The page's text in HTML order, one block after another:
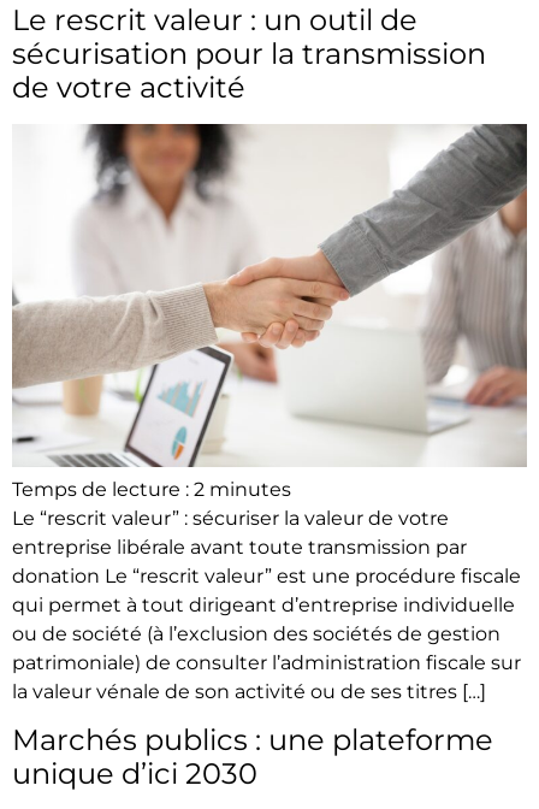
Le rescrit valeur : un outil de
sécurisation pour la transmission
de votre activité
Temps de lecture : 2 minutes
Le “rescrit valeur” : sécuriser la valeur de votre
entreprise libérale avant toute transmission par
donation Le “rescrit valeur” est une procédure fiscale
qui permet à tout dirigeant d’entreprise individuelle
ou de société (à l’exclusion des sociétés de gestion
patrimoniale) de consulter l’administration fiscale sur
la valeur vénale de son activité ou de ses titres […]
Marchés publics : une plateforme
unique d’ici 2030